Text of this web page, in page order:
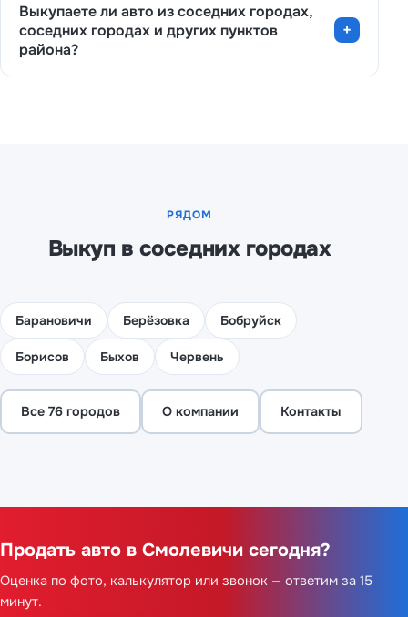
Выкупаете ли авто из соседних городах,
соседних городах и других пунктов
района?
РЯДОМ
Выкуп в соседних городах
Барановичи Берёзовка Бобруйск
Борисов Быхов Червень
Все 76 городов О компании Контакты
Продать авто в Смолевичи сегодня?
Оценка по фото, калькулятор или звонок — ответим за 15
минут.